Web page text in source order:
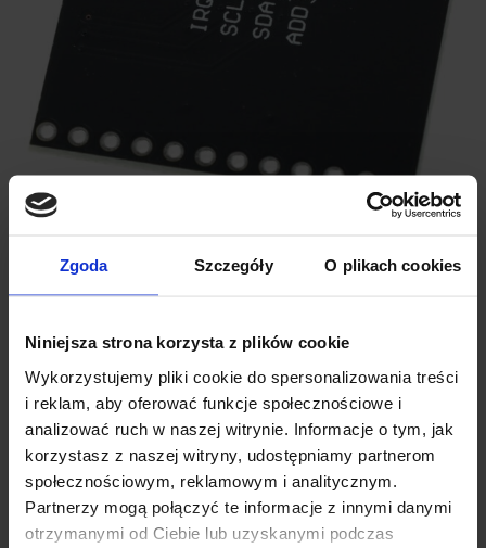
Zgoda Szczegóły O plikach cookies
Niniejsza strona korzysta z plików cookie
Wykorzystujemy pliki cookie do spersonalizowania treści
i reklam, aby oferować funkcje społecznościowe i
analizować ruch w naszej witrynie. Informacje o tym, jak
korzystasz z naszej witryny, udostępniamy partnerom
społecznościowym, reklamowym i analitycznym.
Partnerzy mogą połączyć te informacje z innymi danymi
otrzymanymi od Ciebie lub uzyskanymi podczas
SPECYFIKACJA TECHNICZNA
Model układu:
MPR121
Napięcie zasilania:
3,3 V (zakres: 2,5 V – 3,6 V)
Liczba kanałów dotykowych:
12 + 1 symulowany
Komunikacja:I2C (domyślny adres: 0x5A)
Sterowanie LED:8 pinów (alternatywna funkcja dla
elektrod)
Zworki:SDA, SCL, INT oraz ADD (możliwość zmiany